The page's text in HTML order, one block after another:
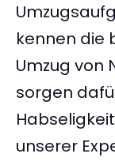
kennen die
Umzug von
sorgen
unserer